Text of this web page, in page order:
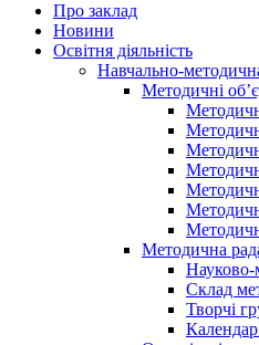
Про заклад
Новини
Освітня діяльність
Навчально-
Методичні
Методична
Науково-
Склад
Творчі